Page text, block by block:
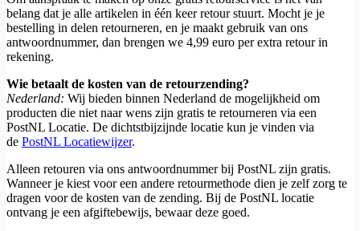
belang dat je alle artikelen in één keer retour stuurt. Mocht je je
bestelling in delen retourneren, en je maakt gebruik van ons
antwoordnummer, dan brengen we 4,99 euro per extra retour in
rekening.
Wie betaalt de kosten van de retourzending?
Nederland: Wij bieden binnen Nederland de mogelijkheid om
producten die niet naar wens zijn gratis te retourneren via een
PostNL Locatie. De dichtstbijzijnde locatie kun je vinden via
de PostNL Locatiewijzer.
Alleen retouren via ons antwoordnummer bij PostNL zijn gratis.
Wanneer je kiest voor een andere retourmethode dien je zelf zorg te
dragen voor de kosten van de zending. Bij de PostNL locatie
ontvang je een afgiftebewijs, bewaar deze goed.